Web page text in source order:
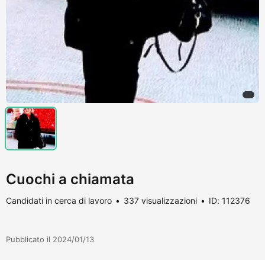
Cuochi a chiamata
Candidati in cerca di lavoro 337 visualizzazioni ID: 112376
Pubblicato il 2024/01/13